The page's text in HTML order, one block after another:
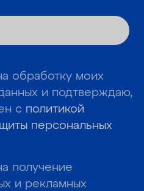
обработку моих
и подтверждаю,
с политикой
персональных
получение
и рекламных